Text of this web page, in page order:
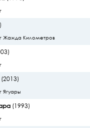
Жажда Километров
Ягуары
(1993)